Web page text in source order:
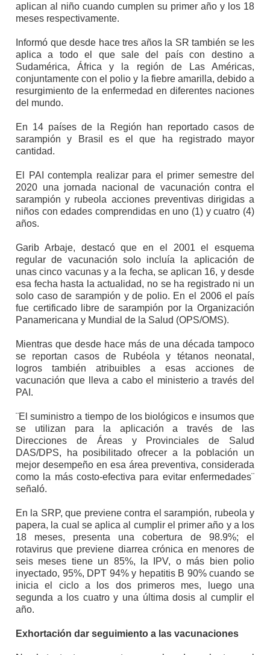
aplican al niño cuando cumplen su primer año y los 18
meses respectivamente.
Informó que desde hace tres años la SR también se les
aplica a todo el que sale del país con destino a
Sudamérica, África y la región de Las Américas,
conjuntamente con el polio y la fiebre amarilla, debido a
resurgimiento de la enfermedad en diferentes naciones
del mundo.
En 14 países de la Región han reportado casos de
sarampión y Brasil es el que ha registrado mayor
cantidad.
El PAI contempla realizar para el primer semestre del
2020 una jornada nacional de vacunación contra el
sarampión y rubeola acciones preventivas dirigidas a
niños con edades comprendidas en uno (1) y cuatro (4)
años.
Garib Arbaje, destacó que en el 2001 el esquema
regular de vacunación solo incluía la aplicación de
unas cinco vacunas y a la fecha, se aplican 16, y desde
esa fecha hasta la actualidad, no se ha registrado ni un
solo caso de sarampión y de polio. En el 2006 el país
fue certificado libre de sarampión por la Organización
Panamericana y Mundial de la Salud (OPS/OMS).
Mientras que desde hace más de una década tampoco
se reportan casos de Rubéola y tétanos neonatal,
logros también atribuibles a esas acciones de
vacunación que lleva a cabo el ministerio a través del
PAI.
¨El suministro a tiempo de los biológicos e insumos que
se utilizan para la aplicación a través de las
Direcciones de Áreas y Provinciales de Salud
DAS/DPS, ha posibilitado ofrecer a la población un
mejor desempeño en esa área preventiva, considerada
como la más costo-efectiva para evitar enfermedades¨
señaló.
En la SRP, que previene contra el sarampión, rubeola y
papera, la cual se aplica al cumplir el primer año y a los
18 meses, presenta una cobertura de 98.9%; el
rotavirus que previene diarrea crónica en menores de
seis meses tiene un 85%, la IPV, o más bien polio
inyectado, 95%, DPT 94% y hepatitis B 90% cuando se
inicia el ciclo a los dos primeros mes, luego una
segunda a los cuatro y una última dosis al cumplir el
año.
Exhortación dar seguimiento a las vacunaciones